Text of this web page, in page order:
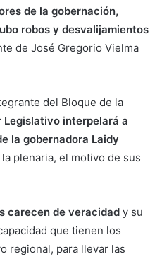
de la gobernación,
robos y desvalijamientos
de José Gregorio Vielma
del Bloque de la
Legislativo interpelará a
la gobernadora Laidy
plenaria, el motivo de sus
carecen de veracidad y su
que tienen los
regional, para llevar las